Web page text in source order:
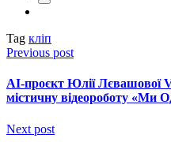
Tag кліп
Previous post
AI-проєкт Юлії Лєвашової
містичну відеороботу «Ми
Next post